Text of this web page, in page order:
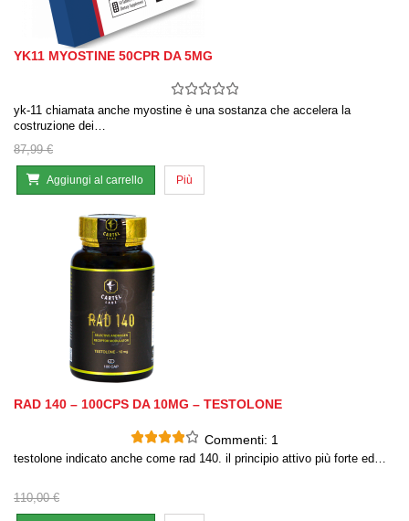
YK11 MYOSTINE 50CPR DA 5MG
yk-11 chiamata anche myostine è una sostanza che accelera la
costruzione dei…
87,99 €
Aggiungi al carrello Più
RAD 140 – 100CPS DA 10MG – TESTOLONE
Commenti: 1
testolone indicato anche come rad 140. il principio attivo più forte ed…
110,00 €